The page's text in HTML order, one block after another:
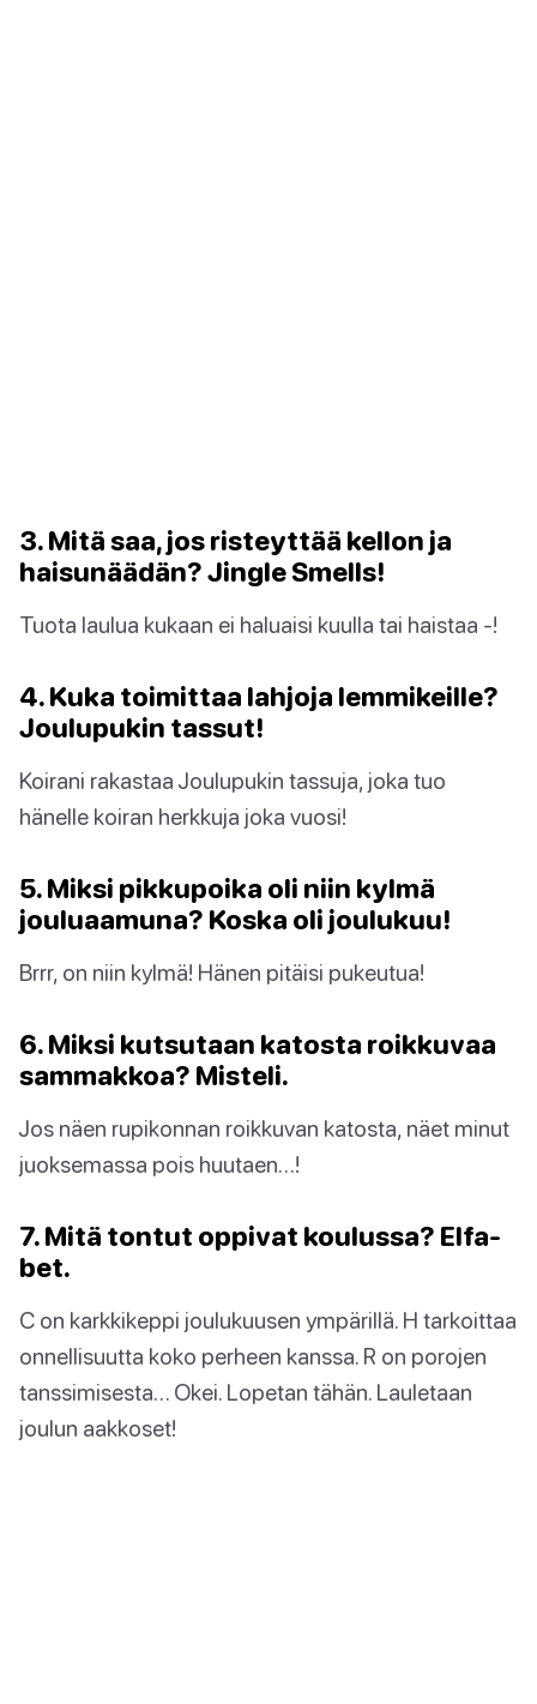
3. Mitä saa, jos risteyttää kellon ja
haisunäädän? Jingle Smells!
Tuota laulua kukaan ei haluaisi kuulla tai haistaa -!
4. Kuka toimittaa lahjoja lemmikeille?
Joulupukin tassut!
Koirani rakastaa Joulupukin tassuja, joka tuo
hänelle koiran herkkuja joka vuosi!
5. Miksi pikkupoika oli niin kylmä
jouluaamuna? Koska oli joulukuu!
Brrr, on niin kylmä! Hänen pitäisi pukeutua!
6. Miksi kutsutaan katosta roikkuvaa
sammakkoa? Misteli.
Jos näen rupikonnan roikkuvan katosta, näet minut
juoksemassa pois huutaen…!
7. Mitä tontut oppivat koulussa? Elfa-
bet.
C on karkkikeppi joulukuusen ympärillä. H tarkoittaa
onnellisuutta koko perheen kanssa. R on porojen
tanssimisesta… Okei. Lopetan tähän. Lauletaan
joulun aakkoset!